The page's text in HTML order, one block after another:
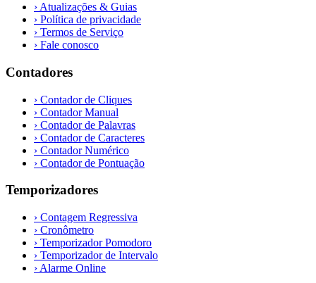
› Atualizações & Guias
› Política de privacidade
› Termos de Serviço
› Fale conosco
Contadores
› Contador de Cliques
› Contador Manual
› Contador de Palavras
› Contador de Caracteres
› Contador Numérico
› Contador de Pontuação
Temporizadores
› Contagem Regressiva
› Cronômetro
› Temporizador Pomodoro
› Temporizador de Intervalo
› Alarme Online